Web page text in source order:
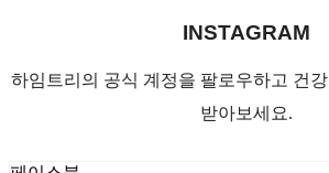
INSTAGRAM
하임트리의 공식 계정을 팔로우하고 건
받아보세요.